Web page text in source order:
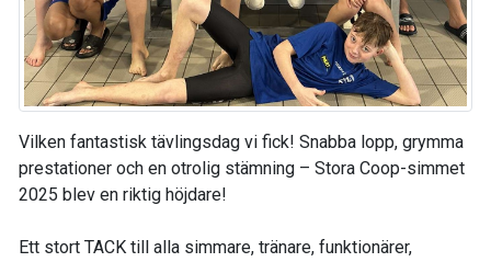
Vilken fantastisk tävlingsdag vi fick! Snabba lopp, grymma
prestationer och en otrolig stämning – Stora Coop-simmet
2025 blev en riktig höjdare!
Ett stort TACK till alla simmare, tränare, funktionärer,